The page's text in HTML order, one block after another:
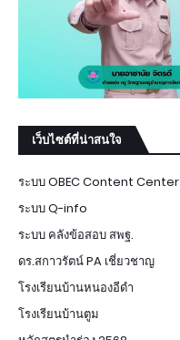
เว็บไซต์ที่น่าสนใจ
ระบบ OBEC Content Center
ระบบ Q-info
ระบบ คลังข้อสอบ สพฐ.
ดร.สกาวรัตน์ PA เชี่ยวชาญ
โรงเรียนบ้านหนองอีดำ
โรงเรียนบ้านตูม